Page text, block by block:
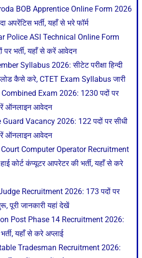
BOB Apprentice Online Form 2026
अपरेंटिस भर्ती, यहाँ से भरे फॉर्म
Police ASI Technical Online Form
पर भर्ती, यहाँ से करें आवेदन
Syllabus 2026: सीटेट परीक्षा हिन्दी
कैसे करे, CTET Exam Syllabus जारी
Exam 2026: 1230 पदों पर
ऑनलाइन आवेदन
Vacancy 2026: 122 पदों पर सीधी
ऑनलाइन आवेदन
Computer Operator Recruitment
कोर्ट कंप्यूटर आपरेटर की भर्ती, यहाँ से करे
Recruitment 2026: 173 पदों पर
पूरी जानकारी यहां देखें
Post Phase 14 Recruitment 2026:
यहाँ से करे अप्लाई
Tradesman Recruitment 2026: